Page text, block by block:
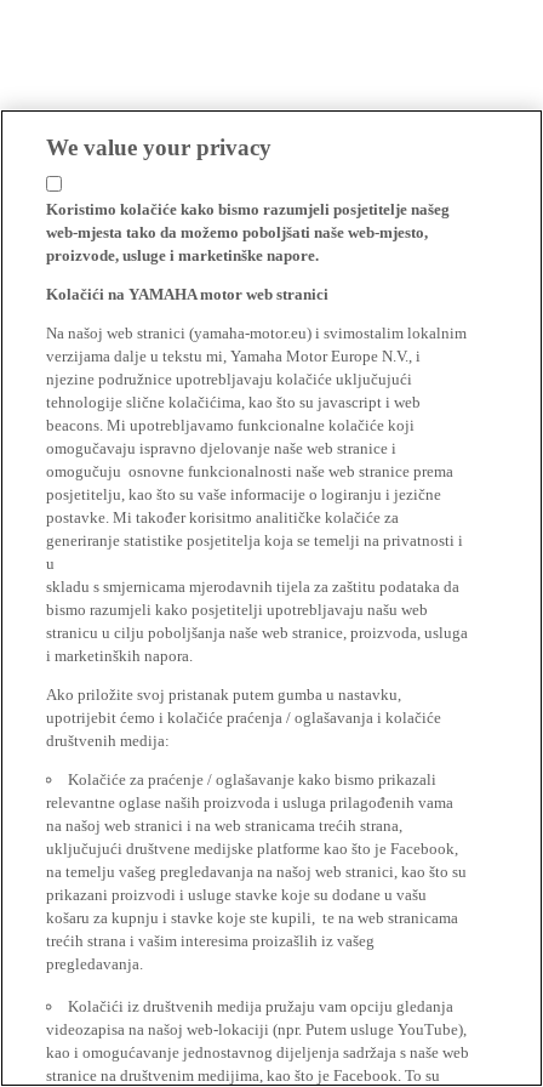
We value your privacy
Koristimo kolačiće kako bismo razumjeli posjetitelje našeg
web-mjesta tako da možemo poboljšati naše web-mjesto,
proizvode, usluge i marketinške napore.
Kolačići na YAMAHA motor web stranici
Na našoj web stranici (yamaha-motor.eu) i svimostalim lokalnim
verzijama dalje u tekstu mi, Yamaha Motor Europe N.V., i
njezine podružnice upotrebljavaju kolačiće uključujući
tehnologije slične kolačićima, kao što su javascript i web
beacons. Mi upotrebljavamo funkcionalne kolačiće koji
omogučavaju ispravno djelovanje naše web stranice i
omogučuju osnovne funkcionalnosti naše web stranice prema
posjetitelju, kao što su vaše informacije o logiranju i jezične
postavke. Mi također korisitmo analitičke kolačiće za
generiranje statistike posjetitelja koja se temelji na privatnosti i
u
skladu s smjernicama mjerodavnih tijela za zaštitu podataka da
bismo razumjeli kako posjetitelji upotrebljavaju našu web
stranicu u cilju poboljšanja naše web stranice, proizvoda, usluga
i marketinških napora.
Ako priložite svoj pristanak putem gumba u nastavku,
upotrijebit ćemo i kolačiće praćenja / oglašavanja i kolačiće
društvenih medija:
Kolačiće za praćenje / oglašavanje kako bismo prikazali
relevantne oglase naših proizvoda i usluga prilagođenih vama
na našoj web stranici i na web stranicama trećih strana,
uključujući društvene medijske platforme kao što je Facebook,
na temelju vašeg pregledavanja na našoj web stranici, kao što su
prikazani proizvodi i usluge stavke koje su dodane u vašu
košaru za kupnju i stavke koje ste kupili, te na web stranicama
trećih strana i vašim interesima proizašlih iz vašeg
pregledavanja.
Kolačići iz društvenih medija pružaju vam opciju gledanja
videozapisa na našoj web-lokaciji (npr. Putem usluge YouTube),
kao i omogućavanje jednostavnog dijeljenja sadržaja s naše web
stranice na društvenim medijima, kao što je Facebook. To su